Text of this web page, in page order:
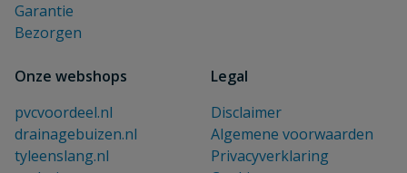
Garantie
Bezorgen
Onze webshops
pvcvoordeel.nl
drainagebuizen.nl
tyleenslang.nl
Legal
Disclaimer
Algemene voorwaarden
Privacyverklaring